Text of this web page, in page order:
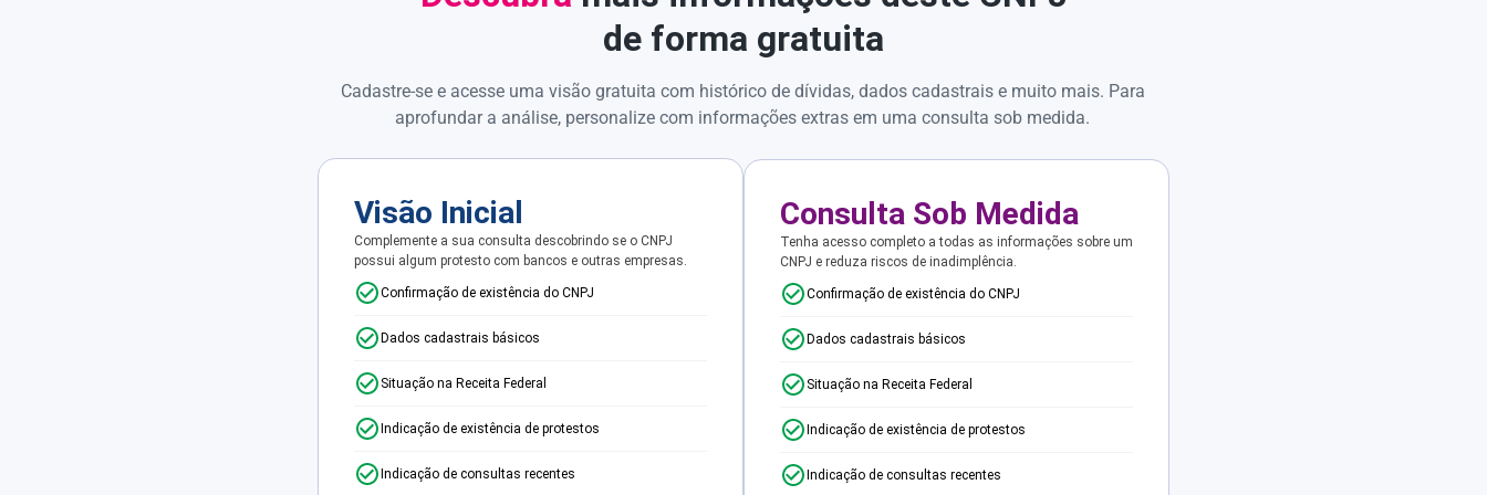
de forma gratuita
Cadastre-se e acesse uma visão gratuita com histórico de dívidas, dados cadastrais e muito mais. Para
aprofundar a análise, personalize com informações extras em uma consulta sob medida.
Visão Inicial
Complemente a sua consulta descobrindo se o CNPJ
possui algum protesto com bancos e outras empresas.
Confirmação de existência do CNPJ
Dados cadastrais básicos
Situação na Receita Federal
Indicação de existência de protestos
Indicação de consultas recentes
Consulta Sob Medida
Tenha acesso completo a todas as informações sobre um
CNPJ e reduza riscos de inadimplência.
Confirmação de existência do CNPJ
Dados cadastrais básicos
Situação na Receita Federal
Indicação de existência de protestos
Indicação de consultas recentes